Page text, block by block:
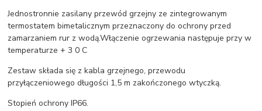
Jednostronnie zasilany przewód grzejny ze zintegrowanym
termostatem bimetalicznym przeznaczony do ochrony przed
zamarzaniem rur z wodą.Włączenie ogrzewania następuje przy w
temperaturze + 3 0 C
Zestaw składa się z kabla grzejnego, przewodu
przyłączeniowego długości 1,5 m zakończonego wtyczką.
Stopień ochrony IP66.